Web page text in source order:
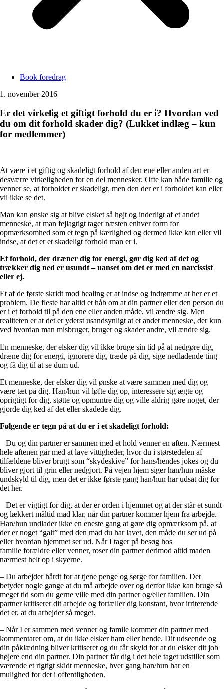
Book foredrag
1. november 2016
Er det virkelig et giftigt forhold du er i? Hvordan ved
du om dit forhold skader dig? (Lukket indlæg – kun
for medlemmer)
At være i et giftig og skadeligt forhold af den ene eller anden art er
desværre virkeligheden for en del mennesker. Ofte kan både familie og
venner se, at forholdet er skadeligt, men den der er i forholdet kan eller
vil ikke se det.
Man kan ønske sig at blive elsket så højt og inderligt af et andet
menneske, at man fejlagtigt tager næsten enhver form for
opmærksomhed som et tegn på kærlighed og dermed ikke kan eller vil
indse, at det er et skadeligt forhold man er i.
Et forhold, der dræner dig for energi, gør dig ked af det og
trækker dig ned er usundt – uanset om det er med en narcissist
eller ej.
Et af de første skridt mod healing er at indse og indrømme at her er et
problem. De fleste har altid et håb om at din partner eller den person du
er i et forhold til på den ene eller anden måde, vil ændre sig. Men
realiteten er at det er yderst usandsynligt at et andet menneske, der kun
ved hvordan man misbruger, bruger og skader andre, vil ændre sig.
En menneske, der elsker dig vil ikke bruge sin tid på at nedgøre dig,
dræne dig for energi, ignorere dig, træde på dig, sige nedladende ting
og få dig til at se dum ud.
Et menneske, der elsker dig vil ønske at være sammen med dig og
være tæt på dig. Han/hun vil løfte dig op, interessere sig ægte og
oprigtigt for dig, støtte og opmuntre dig og ville aldrig gøre noget, der
gjorde dig ked af det eller skadede dig.
Følgende er tegn på at du er i et skadeligt forhold:
– Du og din partner er sammen med et hold venner en aften. Nærmest
hele aftenen går med at lave vittigheder, hvor du i størstedelen af
tilfældene bliver brugt som “skydeskive” for hans/hendes jokes og du
bliver gjort til grin eller nedgjort. På vejen hjem siger han/hun måske
undskyld til dig, men det er ikke første gang han/hun har udsat dig for
det her.
– Det er vigtigt for dig, at der er orden i hjemmet og at der står et sundt
og lækkert måltid mad klar, når din partner kommer hjem fra arbejde.
Han/hun undlader ikke en eneste gang at gøre dig opmærksom på, at
der er noget “galt” med den mad du har lavet, den måde du ser ud på
eller hvordan hjemmet ser ud. Når I tager på besøg hos
familie forældre eller venner, roser din partner derimod altid maden
nærmest helt op i skyerne.
– Du arbejder hårdt for at tjene penge og sørge for familien. Det
betyder nogle gange at du må arbejde over og derfor ikke kan bruge så
meget tid som du gerne ville med din partner og/eller familien. Din
partner kritiserer dit arbejde og fortæller dig konstant, hvor irriterende
det er, at du arbejder så meget.
– Når I er sammen med venner og famile kommer din partner med
kommentarer om, at du ikke elsker ham eller hende. Dit udseende og
din påklædning bliver kritiseret og du får skyld for at du elsker dit job
højere end din partner. Din partner får dig i det hele taget udstillet som
værende et rigtigt skidt menneske, hver gang han/hun har en
mulighed for det i offentligheden.